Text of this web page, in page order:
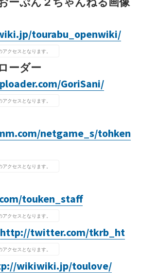
tourabu_openwiki/
クセスとなります。
ーダー
GoriSani/
クセスとなります。
netgame_s/tohken
クセスとなります。
touken_staff
クセスとなります。
http://twitter.com/tkrb_ht
クセスとなります。
wikiwiki.jp/toulove/